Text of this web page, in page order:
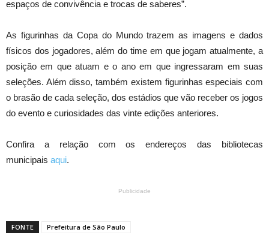
espaços de convivência e trocas de saberes”.
As figurinhas da Copa do Mundo trazem as imagens e dados
físicos dos jogadores, além do time em que jogam atualmente, a
posição em que atuam e o ano em que ingressaram em suas
seleções. Além disso, também existem figurinhas especiais com
o brasão de cada seleção, dos estádios que vão receber os jogos
do evento e curiosidades das vinte edições anteriores.
Confira a relação com os endereços das bibliotecas
municipais aqui.
Publicidade
FONTE Prefeitura de São Paulo